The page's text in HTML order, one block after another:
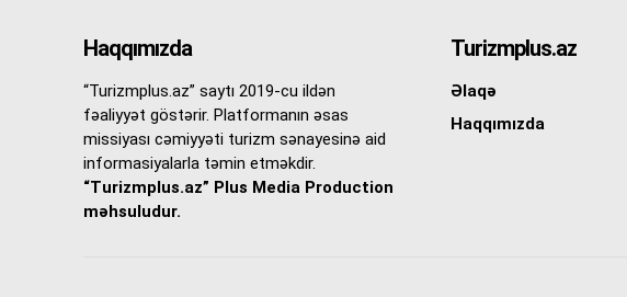
Haqqımızda
“Turizmplus.az” saytı 2019-cu ildən
fəaliyyət göstərir. Platformanın əsas
missiyası cəmiyyəti turizm sənayesinə aid
informasiyalarla təmin etməkdir.
“Turizmplus.az” Plus Media Production
məhsuludur.
Turizmplus.az
Əlaqə
Haqqımızda